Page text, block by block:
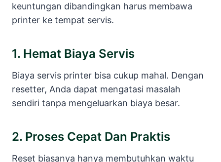
keuntungan dibandingkan harus membawa
printer ke tempat servis.
1. Hemat Biaya Servis
Biaya servis printer bisa cukup mahal. Dengan
resetter, Anda dapat mengatasi masalah
sendiri tanpa mengeluarkan biaya besar.
2. Proses Cepat Dan Praktis
Reset biasanya hanya membutuhkan waktu